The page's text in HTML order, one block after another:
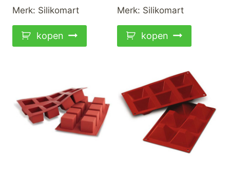
Merk: Silikomart
kopen
Merk: Silikomart
kopen